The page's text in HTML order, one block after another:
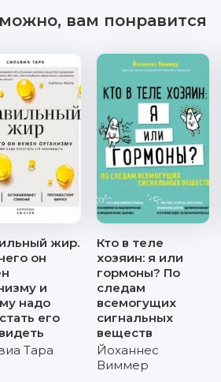
вам понравится
жир.
он
и
надо
его
Тара
Кто в теле
хозяин: я или
гормоны? По
следам
всемогущих
сигнальных
веществ
Йоханнес
Виммер